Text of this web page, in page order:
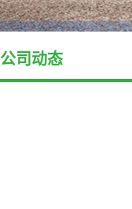
公司动态